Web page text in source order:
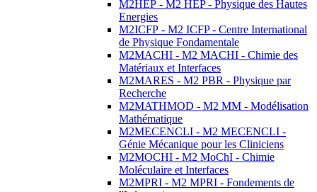
M2HEP - M2 HEP - Physique des Hautes
Energies
M2ICFP - M2 ICFP - Centre International
de Physique Fondamentale
M2MACHI - M2 MACHI - Chimie des
Matériaux et Interfaces
M2MARES - M2 PBR - Physique par
Recherche
M2MATHMOD - M2 MM - Modélisation
Mathématique
M2MECENCLI - M2 MECENCLI -
Génie Mécanique pour les Cliniciens
M2MOCHI - M2 MoChI - Chimie
Moléculaire et Interfaces
M2MPRI - M2 MPRI - Fondements de